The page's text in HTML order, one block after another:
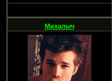
Михалыч